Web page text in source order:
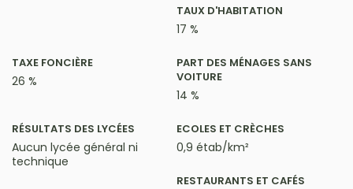
TAUX D'HABITATION
17 %
TAXE FONCIÈRE
26 %
PART DES MÉNAGES SANS
VOITURE
14 %
RÉSULTATS DES LYCÉES
Aucun lycée général ni
technique
ECOLES ET CRÈCHES
0,9 étab/km²
RESTAURANTS ET CAFÉS